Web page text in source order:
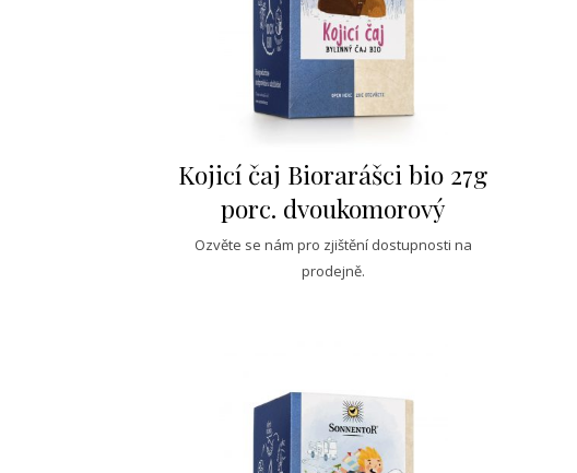
Kojicí čaj Biorarášci bio 27g
porc. dvoukomorový
Ozvěte se nám pro zjištění dostupnosti na
prodejně.